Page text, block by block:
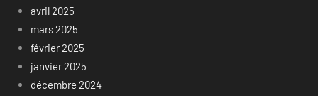
avril 2025
mars 2025
février 2025
janvier 2025
décembre 2024